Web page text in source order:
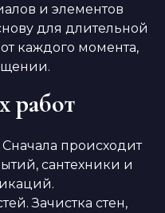
и элементов
для длительной
каждого момента,
работ
происходит
сантехники и
Зачистка стен,